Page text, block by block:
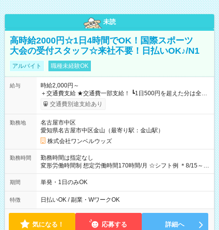
未読
高時給2000円☆1日4時間でOK！国際スポーツ
大会の受付スタッフ☆来社不要！日払いOK♪/N1
アルバイト 職種未経験OK
給与
時給2,000円～
＋交通費支給 ★交通費一部支給！ ┗1日500円を超えた分は全額
支給！ ※往復500円以内の方は自己負担となります ★日払い
OK！（規定あり） ┗働いたその日に現金GET♪ お仕事後はコン
期間なし
交通費別途支給あり
勤務地
名古屋市中区
愛知県名古屋市中区金山（最寄り駅：金山駅）
株式会社ワンベルウッズ
勤務時間
勤務時間は指定なし
変形労働時間制 想定労働時間170時間/月 ☆シフト例 ＊8/15～
10/26 全日共通 08：00～12：00 17：00～21：00 ＊8/31
～9/19のみ下記シフトもあります！ 12：00～16：00 ＊9/6～
00
期間 単発・1日のみOK
特徴 日払いOK / 副業・WワークOK
気になる！ 応募する 詳細へ